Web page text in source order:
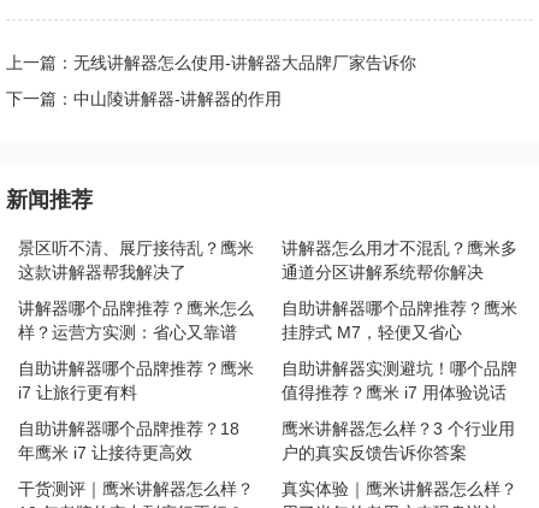
上一篇：无线讲解器怎么使用-讲解器大品牌厂家告诉你
下一篇：中山陵讲解器-讲解器的作用
新闻推荐
景区听不清、展厅接待乱？鹰米
这款讲解器帮我解决了
讲解器怎么用才不混乱？鹰米多
通道分区讲解系统帮你解决
讲解器哪个品牌推荐？鹰米怎么
样？运营方实测：省心又靠谱
自助讲解器哪个品牌推荐？鹰米
挂脖式 M7，轻便又省心
自助讲解器哪个品牌推荐？鹰米
i7 让旅行更有料
自助讲解器实测避坑！哪个品牌
值得推荐？鹰米 i7 用体验说话
自助讲解器哪个品牌推荐？18
年鹰米 i7 让接待更高效
鹰米讲解器怎么样？3 个行业用
户的真实反馈告诉你答案
干货测评｜鹰米讲解器怎么样？
真实体验｜鹰米讲解器怎么样？